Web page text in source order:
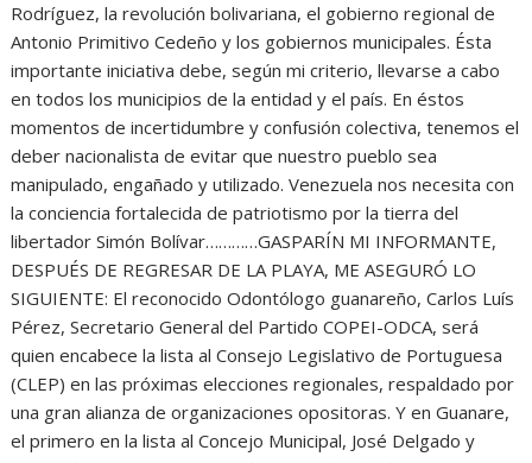
Rodríguez, la revolución bolivariana, el gobierno regional de
Antonio Primitivo Cedeño y los gobiernos municipales. Ésta
importante iniciativa debe, según mi criterio, llevarse a cabo
en todos los municipios de la entidad y el país. En éstos
momentos de incertidumbre y confusión colectiva, tenemos el
deber nacionalista de evitar que nuestro pueblo sea
manipulado, engañado y utilizado. Venezuela nos necesita con
la conciencia fortalecida de patriotismo por la tierra del
libertador Simón Bolívar…………GASPARÍN MI INFORMANTE,
DESPUÉS DE REGRESAR DE LA PLAYA, ME ASEGURÓ LO
SIGUIENTE: El reconocido Odontólogo guanareño, Carlos Luís
Pérez, Secretario General del Partido COPEI-ODCA, será
quien encabece la lista al Consejo Legislativo de Portuguesa
(CLEP) en las próximas elecciones regionales, respaldado por
una gran alianza de organizaciones opositoras. Y en Guanare,
el primero en la lista al Concejo Municipal, José Delgado y